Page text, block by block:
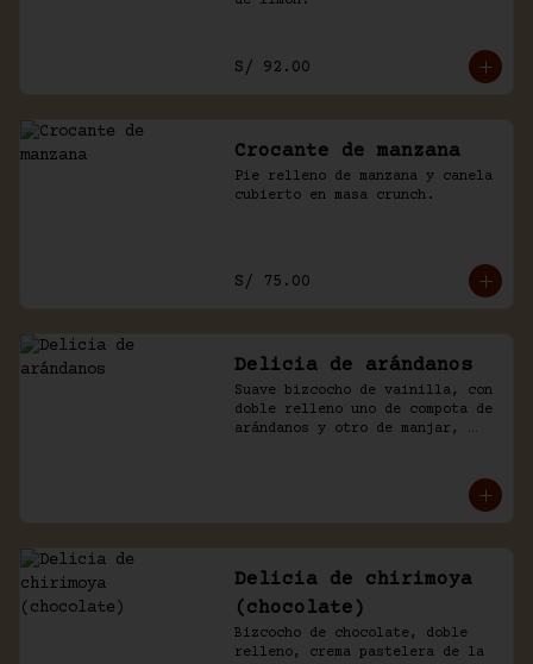
S/ 92.00
Crocante de manzana
Pie relleno de manzana y canela
cubierto en masa crunch.
S/ 75.00
Delicia de arándanos
Suave bizcocho de vainilla, con
doble relleno uno de compota de
arándanos y otro de manjar,
Delicia de chirimoya
(chocolate)
Bizcocho de chocolate, doble
relleno, crema pastelera de la